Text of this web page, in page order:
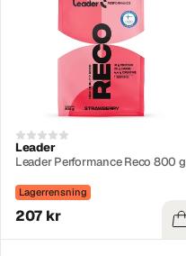
Leader
Leader Performance Reco 800 g
Lagerrensning
207 kr